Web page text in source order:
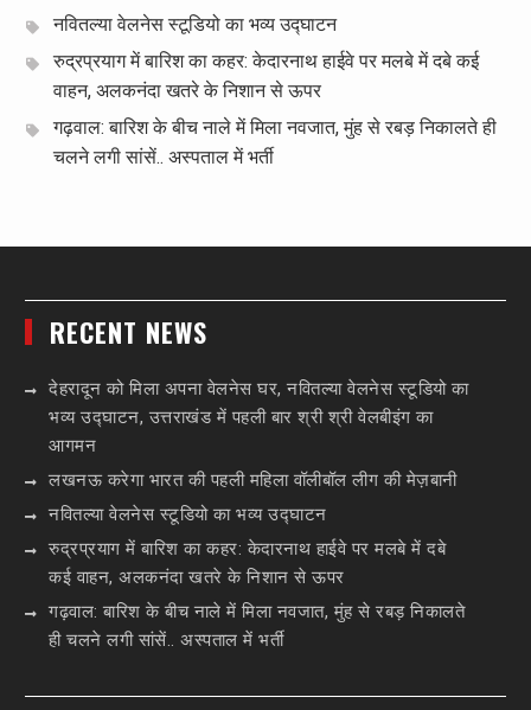
नवितल्या वेलनेस स्टूडियो का भव्य उद्घाटन
रुद्रप्रयाग में बारिश का कहर: केदारनाथ हाईवे पर मलबे में दबे कई
वाहन, अलकनंदा खतरे के निशान से ऊपर
गढ़वाल: बारिश के बीच नाले में मिला नवजात, मुंह से रबड़ निकालते ही
चलने लगी सांसें.. अस्पताल में भर्ती
RECENT NEWS
देहरादून को मिला अपना वेलनेस घर, नवितल्या वेलनेस स्टूडियो का
भव्य उद्घाटन, उत्तराखंड में पहली बार श्री श्री वेलबीइंग का
आगमन
लखनऊ करेगा भारत की पहली महिला वॉलीबॉल लीग की मेज़बानी
नवितल्या वेलनेस स्टूडियो का भव्य उद्घाटन
रुद्रप्रयाग में बारिश का कहर: केदारनाथ हाईवे पर मलबे में दबे
कई वाहन, अलकनंदा खतरे के निशान से ऊपर
गढ़वाल: बारिश के बीच नाले में मिला नवजात, मुंह से रबड़ निकालते
ही चलने लगी सांसें.. अस्पताल में भर्ती